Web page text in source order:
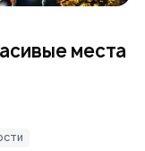
места